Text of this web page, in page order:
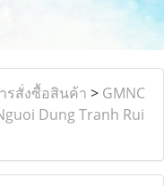
รสั่งซื้อสินค้า > GMNC
Dung Tranh Rui